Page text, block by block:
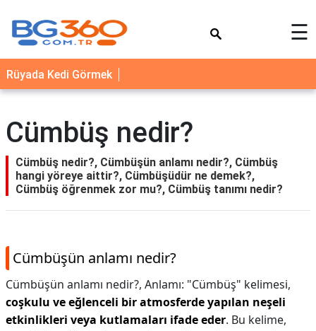
YEMEK
TARİFLERİ
NEDİR
FAYDALARI
SAĞLIK
İLETİŞİM
☰
Rüyada Kedi Görmek
Cümbüş nedir?
Cümbüş nedir?, Cümbüşün anlamı nedir?, Cümbüş
hangi yöreye aittir?, Cümbüşüdür ne demek?,
Cümbüş öğrenmek zor mu?, Cümbüş tanımı nedir?
Cümbüşün anlamı nedir?
Cümbüşün anlamı nedir?, Anlamı: "Cümbüş" kelimesi,
coşkulu ve eğlenceli bir atmosferde yapılan neşeli
etkinlikleri veya kutlamaları ifade eder. Bu kelime,